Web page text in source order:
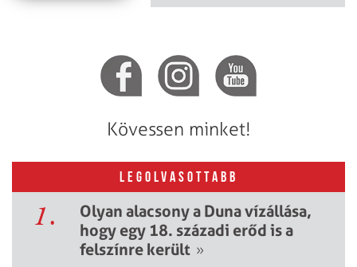
Kövessen minket!
LEGOLVASOTTABB
1.
Olyan alacsony a Duna vízállása,
hogy egy 18. századi erőd is a
felszínre került »